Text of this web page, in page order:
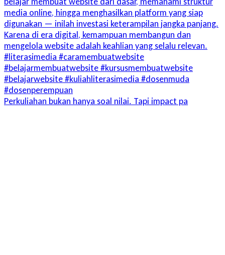
Perkuliahan bukan hanya soal nilai. Tapi impact pa